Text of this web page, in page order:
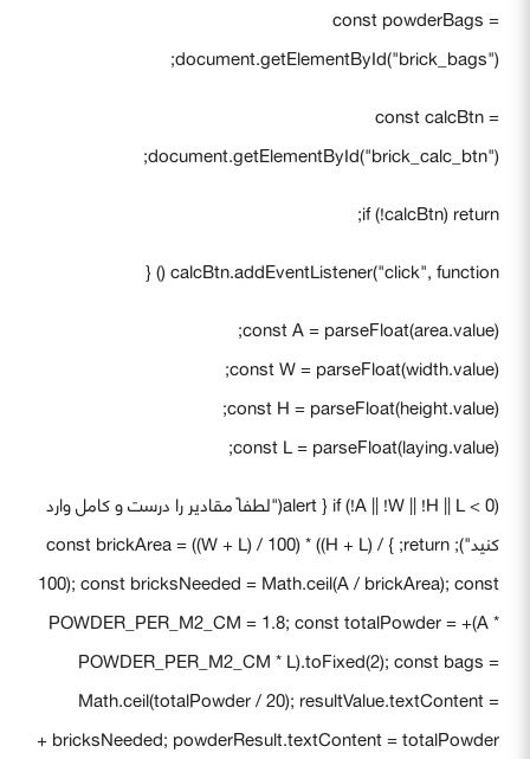
const powderBags =
document.getElementById("brick_bags");
const calcBtn =
document.getElementById("brick_calc_btn");
if (!calcBtn) return;
calcBtn.addEventListener("click", function () {
const A = parseFloat(area.value);
const W = parseFloat(width.value);
const H = parseFloat(height.value);
const L = parseFloat(laying.value);
if (!A || !W || !H || L < 0) { alert("لطفاً مقادیر را درست و کامل وارد
کنید"); return; } const brickArea = ((W + L) / 100) * ((H + L) /
100); const bricksNeeded = Math.ceil(A / brickArea); const
POWDER_PER_M2_CM = 1.8; const totalPowder = +(A *
POWDER_PER_M2_CM * L).toFixed(2); const bags =
Math.ceil(totalPowder / 20); resultValue.textContent =
bricksNeeded; powderResult.textContent = totalPowder +